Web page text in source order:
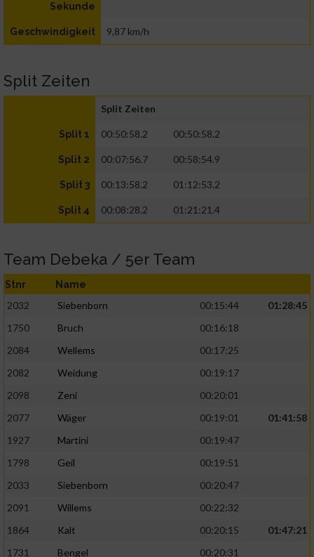
Sekunde
Geschwindigkeit 9,87 km/h
Split Zeiten
Split Zeiten
Split 1 00:50:58.2 00:50:58.2
Split 2 00:07:56.7 00:58:54.9
Split 3 00:13:58.2 01:12:53.2
Split 4 00:08:28.2 01:21:21.4
Team Debeka / 5er Team
Stnr Name
2032 Siebenborn 00:15:44
01:28:45
1750
Bruch
00:16:18
2084
Wellems
00:17:25
2082
Weidung
00:19:17
2098
Zeni
00:20:01
2077
Wäger 00:19:01
01:41:58
1927
Martini
00:19:47
1798
Geil
00:19:51
2033
Siebenborn
00:20:47
2091
Willems
00:22:32
1864
Kalt 00:20:15
01:47:21
1731
Bengel
00:20:31